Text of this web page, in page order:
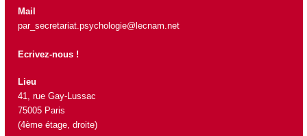
Mail
par_secretariat.psychologie@lecnam.net
Ecrivez-nous !
Lieu
41, rue Gay-Lussac
75005 Paris
(4ème étage, droite)